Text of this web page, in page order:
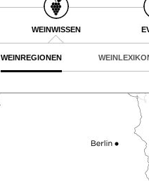
WEINWISSEN
WEINREGIONEN